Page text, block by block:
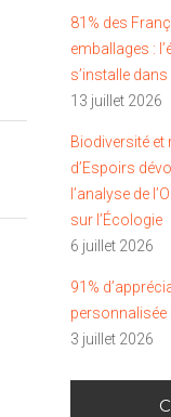
81% des
emballages :
s’installe
13 juillet 2026
Biodiversité et
d’Espoirs
l’analyse de
sur l’Écologie
6 juillet 2026
91%
personnalisée
3 juillet 2026